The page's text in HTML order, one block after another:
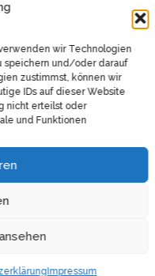
wir Technologien
speichern und/oder darauf
zustimmst, können wir
IDs auf dieser Website
nicht erteilst oder
und Funktionen
Impressum
Zu den
fruchtig-rauchigem
mit vollem,
für mexikanische
vielseitig